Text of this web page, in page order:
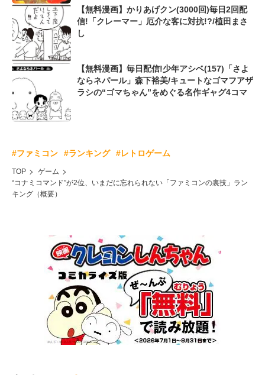
【無料漫画】かりあげクン(3000回)毎日2回配
信!「クレーマー」厄介な客に対抗!?/植田まさ
し
【無料漫画】毎日配信!少年アシベ(157)「さよ
ならネパール」森下裕美/キュートなゴマフアザ
ラシの“ゴマちゃん”をめぐる名作ギャグ4コマ
#ファミコン #ランキング #レトロゲーム
TOP
ゲーム
“コナミコマンド”が2位、いまだに忘れられない「ファミコンの裏技」ラン
キング（概要）